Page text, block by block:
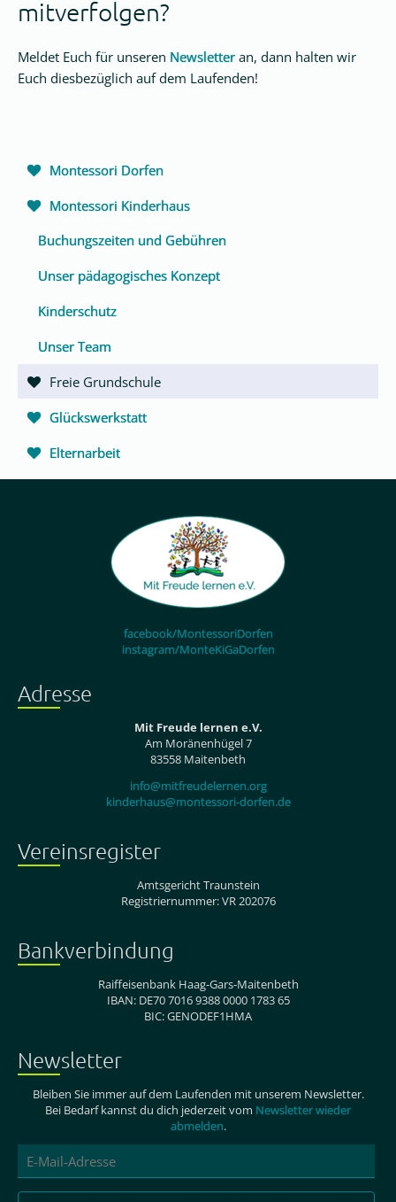
mitverfolgen?
Meldet Euch für unseren Newsletter an, dann halten wir
Euch diesbezüglich auf dem Laufenden!
Navigation
Montessori Dorfen
Montessori Kinderhaus
Buchungszeiten und Gebühren
Unser pädagogisches Konzept
Kinderschutz
Unser Team
Freie Grundschule
Glückswerkstatt
Elternarbeit
facebook/MontessoriDorfen
instagram/MonteKiGaDorfen
Adresse
Mit Freude lernen e.V.
Am Moränenhügel 7
83558 Maitenbeth
info@mitfreudelernen.org
kinderhaus@montessori-dorfen.de
Vereinsregister
Amtsgericht Traunstein
Registriernummer: VR 202076
Bankverbindung
Raiffeisenbank Haag-Gars-Maitenbeth
IBAN: DE70 7016 9388 0000 1783 65
BIC: GENODEF1HMA
Newsletter
Bleiben Sie immer auf dem Laufenden mit unserem Newsletter.
Bei Bedarf kannst du dich jederzeit vom Newsletter wieder
abmelden.
E-
Mail-
Adresse